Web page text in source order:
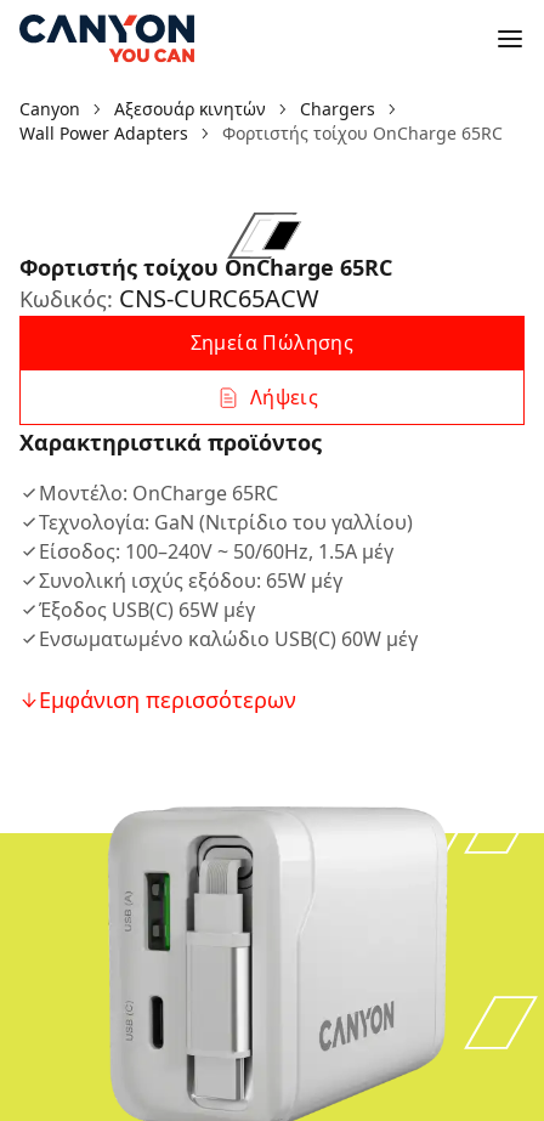
Canyon Αξεσουάρ κινητών
Chargers
Wall Power Adapters
Φορτιστής τοίχου OnCharge 65RC
Φορτιστής τοίχου OnCharge 65RC
Κωδικός: CNS-CURC65ACW
Σημεία Πώλησης
Λήψεις
Χαρακτηριστικά προϊόντος
Μοντέλο: OnCharge 65RC
Τεχνολογία: GaN (Νιτρίδιο του γαλλίου)
Είσοδος: 100–240V ~ 50/60Hz, 1.5A μέγ
Συνολική ισχύς εξόδου: 65W μέγ
Έξοδος USB(C) 65W μέγ
Ενσωματωμένο καλώδιο USB(C) 60W μέγ
Εμφάνιση περισσότερων